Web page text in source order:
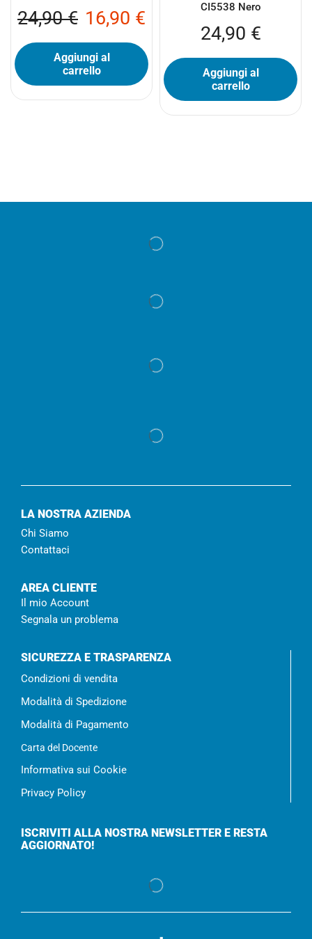
24,90€ 16,90 €
Aggiungi al
carrello
CI5538 Nero
24,90 €
Aggiungi al
carrello
LA NOSTRA AZIENDA
Chi Siamo
Contattaci
AREA CLIENTE
Il mio Account
Segnala un problema
SICUREZZA E TRASPARENZA
Condizioni di vendita
Modalità di Spedizione
Modalità di Pagamento
Carta del Docente
Informativa sui Cookie
Privacy Policy
ISCRIVITI ALLA NOSTRA NEWSLETTER E RESTA
AGGIORNATO!